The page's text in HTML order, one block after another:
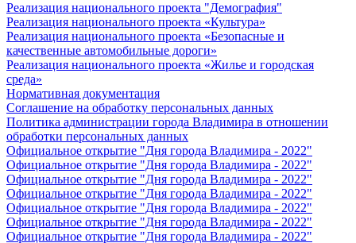
Реализация национального проекта "Демография"
Реализация национального проекта «Культура»
Реализация национального проекта «Безопасные и
качественные автомобильные дороги»
Реализация национального проекта «Жилье и городская
среда»
Нормативная документация
Соглашение на обработку персональных данных
Политика администрации города Владимира в отношении
обработки персональных данных
Официальное открытие "Дня города Владимира - 2022"
Официальное открытие "Дня города Владимира - 2022"
Официальное открытие "Дня города Владимира - 2022"
Официальное открытие "Дня города Владимира - 2022"
Официальное открытие "Дня города Владимира - 2022"
Официальное открытие "Дня города Владимира - 2022"
Официальное открытие "Дня города Владимира - 2022"